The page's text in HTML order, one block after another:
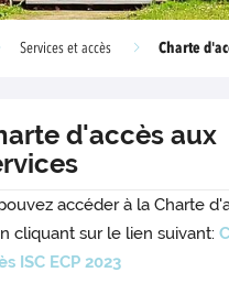
Services et accès Charte
d'accès aux
accéder à la Charte
cliquant sur le lien suivant:
ISC ECP 2023